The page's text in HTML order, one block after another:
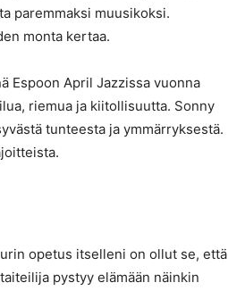
paremmaksi muusikoksi.
monta kertaa.
Espoon April Jazzissa vuonna
riemua ja kiitollisuutta. Sonny
tunteesta ja ymmärryksestä.
opetus itselleni on ollut se, että
pystyy elämään näinkin